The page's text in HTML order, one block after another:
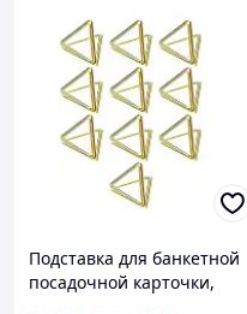
Подставка для банкетной
посадочной карточки,